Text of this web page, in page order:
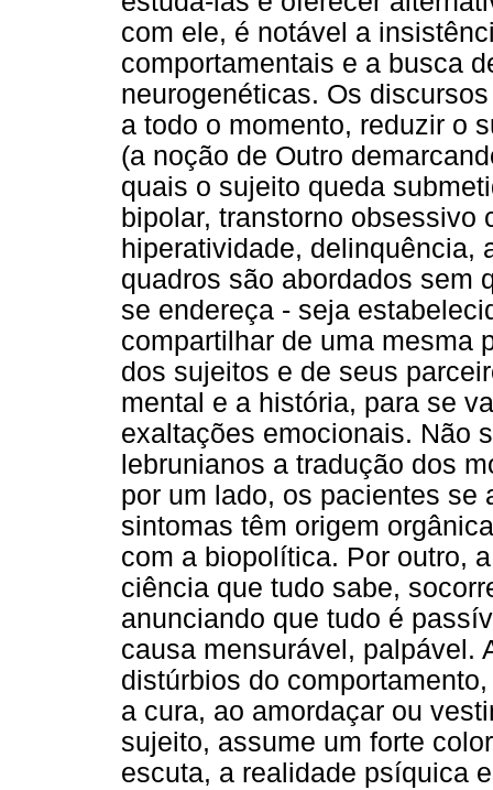
com ele, é notável a
comportamentais e a busca
neurogenéticas. Os
a todo o momento, reduzir o
(a noção de Outro
quais o sujeito queda
bipolar, transtorno
hiperatividade, delinquência,
quadros são abordados sem
se endereça - seja
compartilhar de uma mesma
dos sujeitos e de seus
mental e a história, para se
exaltações emocionais. Não
lebrunianos a tradução dos
por um lado, os pacientes se
sintomas têm origem
com a biopolítica. Por outro,
ciência que tudo sabe,
anunciando que tudo é
causa mensurável, palpável.
distúrbios do
a cura, ao amordaçar ou
sujeito, assume um forte
escuta, a realidade psíquica